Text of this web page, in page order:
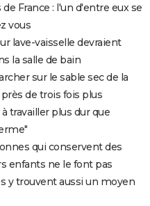
France : l'un d'entre eux se
vous
lave-vaisselle devraient
la salle de bain
sur le sable sec de la
de trois fois plus
travailler plus dur que
qui conservent des
enfants ne le font pas
y trouvent aussi un moyen